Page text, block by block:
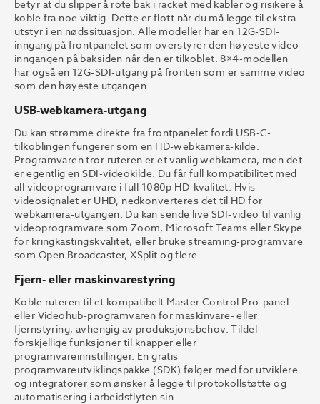
betyr at du slipper å rote bak i racket med kabler og risikere å
koble fra noe viktig. Dette er flott når du må legge til ekstra
utstyr i en nødssituasjon. Alle modeller har en 12G-SDI-
inngang på frontpanelet som overstyrer den høyeste video-
inngangen på baksiden når den er tilkoblet. 8×4-modellen
har også en 12G-SDI-utgang på fronten som er samme video
som den høyeste utgangen.
USB-webkamera-utgang
Du kan strømme direkte fra frontpanelet fordi USB-C-
tilkoblingen fungerer som en HD-webkamera-kilde.
Programvaren tror ruteren er et vanlig webkamera, men det
er egentlig en SDI-videokilde. Du får full kompatibilitet med
all videoprogramvare i full 1080p HD-kvalitet. Hvis
videosignalet er UHD, nedkonverteres det til HD for
webkamera-utgangen. Du kan sende live SDI-video til vanlig
videoprogramvare som Zoom, Microsoft Teams eller Skype
for kringkastingskvalitet, eller bruke streaming-programvare
som Open Broadcaster, XSplit og flere.
Fjern- eller maskinvarestyring
Koble ruteren til et kompatibelt Master Control Pro-panel
eller Videohub-programvaren for maskinvare- eller
fjernstyring, avhengig av produksjonsbehov. Tildel
forskjellige funksjoner til knapper eller
programvareinnstillinger. En gratis
programvareutviklingspakke (SDK) følger med for utviklere
og integratorer som ønsker å legge til protokollstøtte og
automatisering i arbeidsflyten sin.